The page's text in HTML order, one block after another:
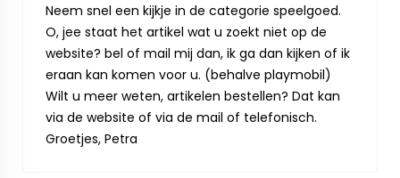
Neem snel een kijkje in de categorie speelgoed.
O, jee staat het artikel wat u zoekt niet op de
website? bel of mail mij dan, ik ga dan kijken of ik
eraan kan komen voor u. (behalve playmobil)
Wilt u meer weten, artikelen bestellen? Dat kan
via de website of via de mail of telefonisch.
Groetjes, Petra